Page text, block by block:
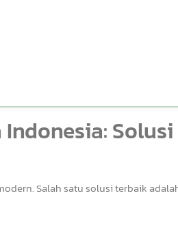
Salah satu solusi terbaik